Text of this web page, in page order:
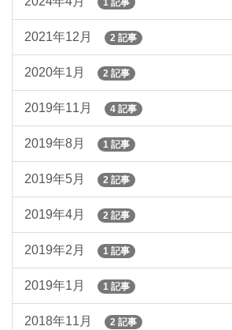
1 記事
2021年12月 2 記事
2020年1月 2 記事
2019年11月 4 記事
2019年8月 1 記事
2019年5月 2 記事
2019年4月 2 記事
2019年2月 1 記事
2019年1月 1 記事
2018年11月 2 記事